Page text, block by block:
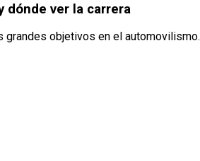
dónde ver la carrera
grandes objetivos en el automovilismo.